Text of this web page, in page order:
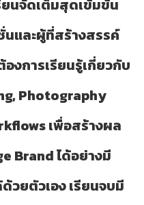
นจัดเต็มสุดเข้มข้น
และผู้ที่สร้างสรรค์
งการเรียนรู้เกี่ยวกับ
Photography
เพื่อสร้างผล
Brand ได้อย่างมี
ยตัวเอง เรียนจบมี